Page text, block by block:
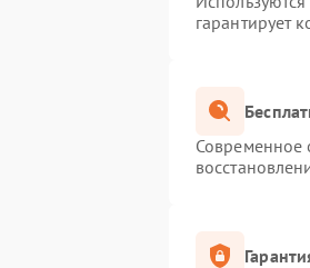
гарантирует
Современное